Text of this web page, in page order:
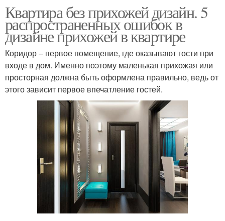
Квартира без прихожей дизайн. 5
распространенных ошибок в
дизайне прихожей в квартире
Коридор – первое помещение, где оказывают гости при
входе в дом. Именно поэтому маленькая прихожая или
просторная должна быть оформлена правильно, ведь от
этого зависит первое впечатление гостей.